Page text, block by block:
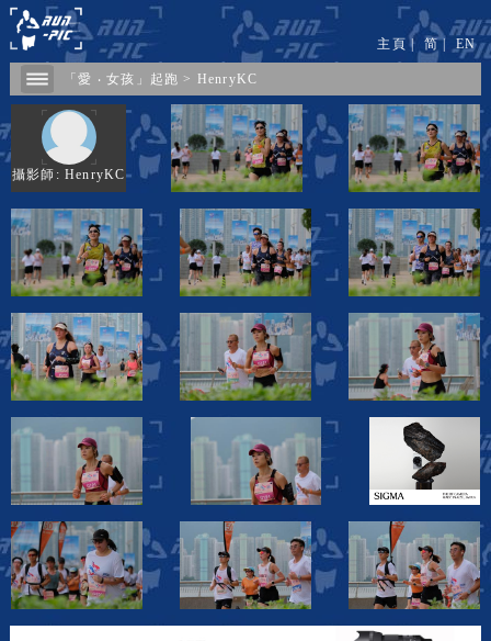
「愛 ‧ 女孩」起跑 > HenryKC
主頁 | 简| EN
攝影師: HenryKC